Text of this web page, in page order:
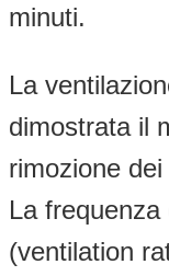
minuti.
La
dimostrata il
rimozione dei
La frequenza
(ventilation